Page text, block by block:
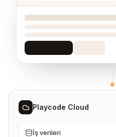
Playcode Cloud
İş verileri